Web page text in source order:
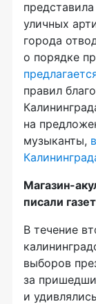
уличных
города
о порядке
правил
на
музыканты,
Магазин-
писали
В течение
выборов
за
и